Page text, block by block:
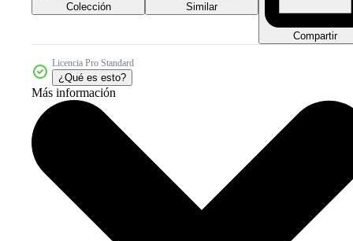
Colección Similar
Compartir
Licencia Pro Standard
¿Qué es esto?
Más información